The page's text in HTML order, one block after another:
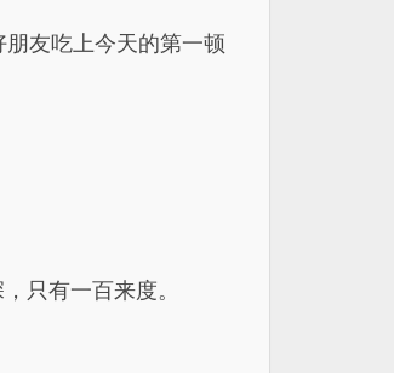
友吃上今天的第一顿
只有一百来度。